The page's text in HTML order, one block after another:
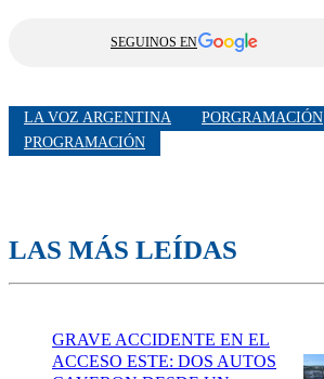
SEGUINOS EN
LA VOZ ARGENTINA
PORGRAMACIÓN
PROGRAMACIÓN
LAS MÁS LEÍDAS
GRAVE ACCIDENTE EN EL
ACCESO ESTE: DOS AUTOS